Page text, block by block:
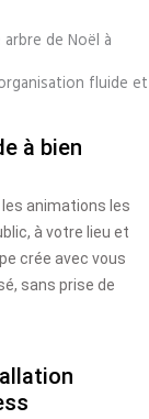
de Noël à
fluide et
à bien
animations les
à votre lieu et
crée avec vous
sans prise de